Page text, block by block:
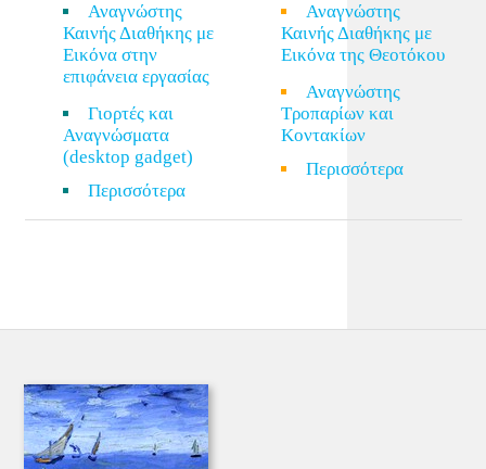
Αναγνώστης
Καινής Διαθήκης με
Εικόνα στην
επιφάνεια εργασίας
Γιορτές και
Αναγνώσματα
(desktop gadget)
Περισσότερα
Αναγνώστης
Καινής Διαθήκης με
Εικόνα της Θεοτόκου
Αναγνώστης
Τροπαρίων και
Κοντακίων
Περισσότερα